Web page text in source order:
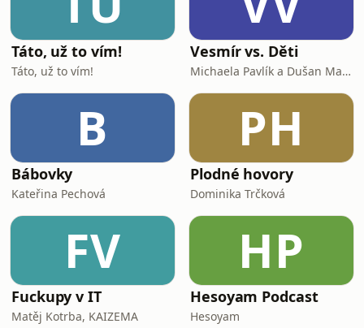
Táto, už to vím!
Táto, už to vím!
Vesmír vs. Děti
Michaela Pavlík a Dušan Majer
B
Bábovky
Kateřina Pechová
PH
Plodné hovory
Dominika Trčková
FV
Fuckupy v IT
Matěj Kotrba, KAIZEMA
HP
Hesoyam Podcast
Hesoyam